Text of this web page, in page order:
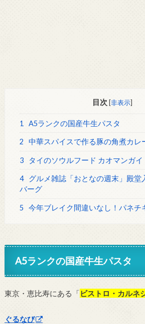
目次 [非表示]
1 A5ランクの国産牛生パスタ
2 中華スパイスで作る豚の角煮カレ
3 タイのソウルフード カオマンガイ
4
グルメ雑誌「おとなの週末」殿堂
バーグ
5 今年ブレイク間違いなし！パネチ
A5ランクの国産牛生パスタ
東京・恵比寿にある「ビストロ・カルネ
ぐるなび